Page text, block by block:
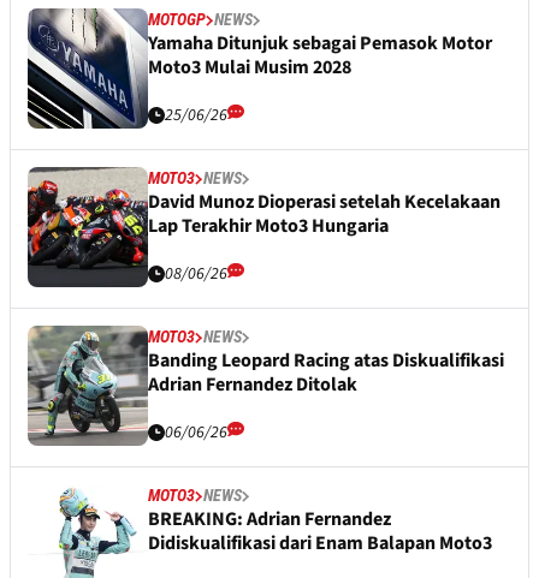
MOTOGP NEWS
Yamaha Ditunjuk sebagai Pemasok Motor
Moto3 Mulai Musim 2028
25/06/26
MOTO3 NEWS
David Munoz Dioperasi setelah Kecelakaan
Lap Terakhir Moto3 Hungaria
08/06/26
MOTO3 NEWS
Banding Leopard Racing atas Diskualifikasi
Adrian Fernandez Ditolak
06/06/26
MOTO3 NEWS
BREAKING: Adrian Fernandez
Didiskualifikasi dari Enam Balapan Moto3